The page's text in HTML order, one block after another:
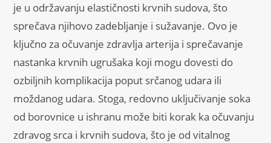
je u održavanju elastičnosti krvnih sudova, što
sprečava njihovo zadebljanje i sužavanje. Ovo je
ključno za očuvanje zdravlja arterija i sprečavanje
nastanka krvnih ugrušaka koji mogu dovesti do
ozbiljnih komplikacija poput srčanog udara ili
moždanog udara. Stoga, redovno uključivanje soka
od borovnice u ishranu može biti korak ka očuvanju
zdravog srca i krvnih sudova, što je od vitalnog